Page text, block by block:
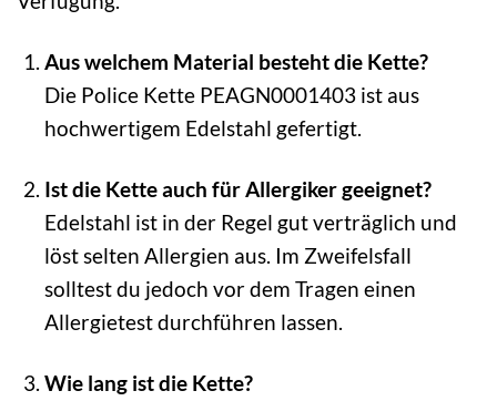
Aus welchem Material besteht die Kette?
Die Police Kette PEAGN0001403 ist aus
hochwertigem Edelstahl gefertigt.
Ist die Kette auch für Allergiker geeignet?
Edelstahl ist in der Regel gut verträglich und
löst selten Allergien aus. Im Zweifelsfall
solltest du jedoch vor dem Tragen einen
Allergietest durchführen lassen.
Wie lang ist die Kette?